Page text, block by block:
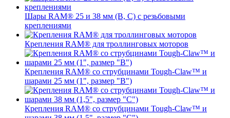
Шары RAM® 25 и 38 мм (B, C) с резьбовыми
креплениями
Крепления RAM® для троллинговых моторов
Крепления RAM® со струбцинами Tough-Claw™ и
шарами 25 мм (1", размер "B")
Крепления RAM® со струбцинами Tough-Claw™ и